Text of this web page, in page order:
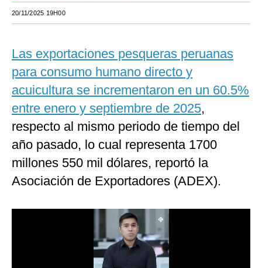
Estilos
EEUU
México
España
Internacional
Tecnología
Club del Suscriptor
20/11/2025 19H00
Las exportaciones pesqueras peruanas
para consumo humano directo y
acuicultura se incrementaron en un 60.5%
entre enero y septiembre de 2025,
respecto al mismo periodo de tiempo del
año pasado, lo cual representa 1700
millones 550 mil dólares, reportó la
Asociación de Exportadores (ADEX).